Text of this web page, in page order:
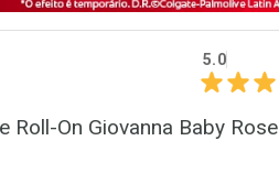
5.0
Roll-On Giovanna Baby Rose